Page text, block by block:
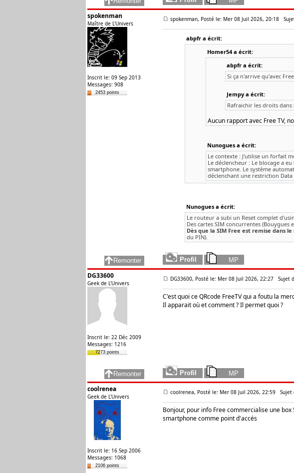
spokenman
Maître de L'Univers
Inscrit le: 09 Sep 2013
Messages: 908
2453 points
spokenman, Posté le: Mer 08 Juil 2026, 20:18
abpfr a écrit:
Homer54 a écrit:
abpfr a écrit:
Si ça n'arrive qu'avec
Jempy a écrit:
Rafraichir les droits dans
Aucun rapport avec Free TV,
Nunogues a écrit:
Le contexte : J'utilise un forfait
Le déclencheur : Le blocage a
smartphone. Le système
déclenchant une restriction Data
Nunogues a écrit:
Le routeur a subi un Reset complet
Des cartes SIM concurrentes
Dès que la SIM Free est remise dans
du PIN).
DG33600
Geek de L'Univers
Inscrit le: 22 Déc 2009
Messages: 1216
7273 points
DG33600, Posté le: Mer 08 Juil 2026, 22:27 Sujet
C'est quoi ce QRcode FreeTV qui a foutu la
Il apparait où et comment ? Il permet quoi ?
coolrenea
Geek de L'Univers
Inscrit le: 16 Sep 2006
Messages: 1068
2106 points
coolrenea, Posté le: Mer 08 Juil 2026, 22:59 Sujet
Bonjour, pour info Free commercialise une
smartphone comme point d'accés